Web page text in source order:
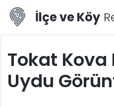
İlçe ve Köy
Tokat
Uydu